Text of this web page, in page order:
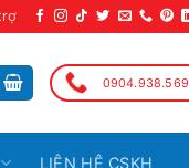
0904.938.569
LIÊN HỆ CSKH